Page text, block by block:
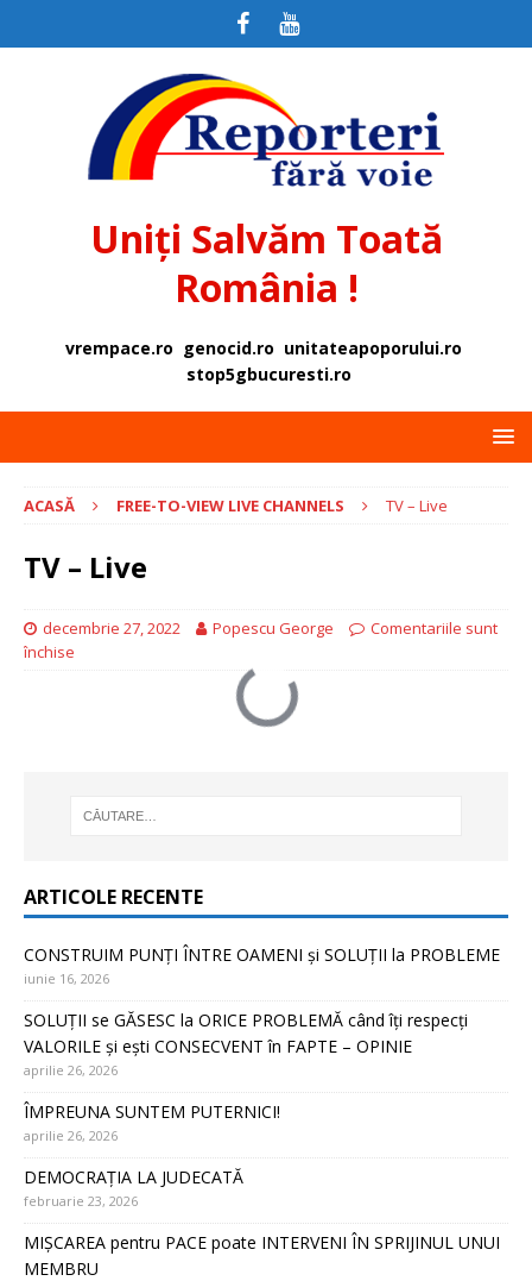
Uniți Salvăm Toată
România !
vrempace.ro genocid.ro unitateapoporului.ro
stop5gbucuresti.ro
ACASĂ FREE-TO-VIEW LIVE CHANNELS TV – Live
TV – Live
decembrie 27, 2022 Popescu George
Comentariile sunt
închise
ARTICOLE RECENTE
CONSTRUIM PUNȚI ÎNTRE OAMENI și SOLUȚII la PROBLEME
iunie 16, 2026
SOLUȚII se GĂSESC la ORICE PROBLEMĂ când îți respecți
VALORILE și ești CONSECVENT în FAPTE – OPINIE
aprilie 26, 2026
ÎMPREUNA SUNTEM PUTERNICI!
aprilie 26, 2026
DEMOCRAȚIA LA JUDECATĂ
februarie 23, 2026
MIȘCAREA pentru PACE poate INTERVENI ÎN SPRIJINUL UNUI
MEMBRU